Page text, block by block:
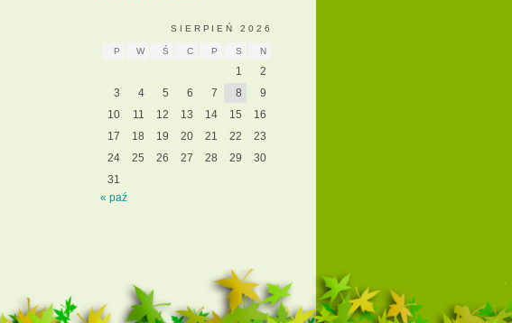
SIERPIEŃ 2026
P W Ś C P S N
1
2
3
4 5 6 7 8
9
10
11 12 13 14 15
16
17
18 19 20 21 22
23
24
25 26 27 28 29
30
31
« paź